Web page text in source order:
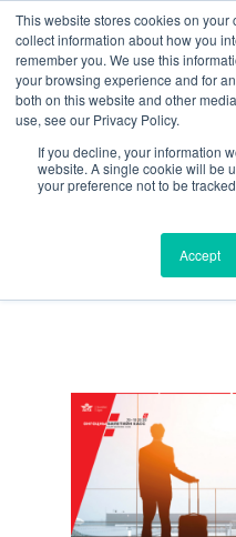
This website stores cookies on your
collect information about how you
remember you. We use this
your browsing experience and for
both on this website and other
use, see our Privacy Policy.
If you decline, your information
website. A single cookie will be
your preference not to be
Accept
юуг